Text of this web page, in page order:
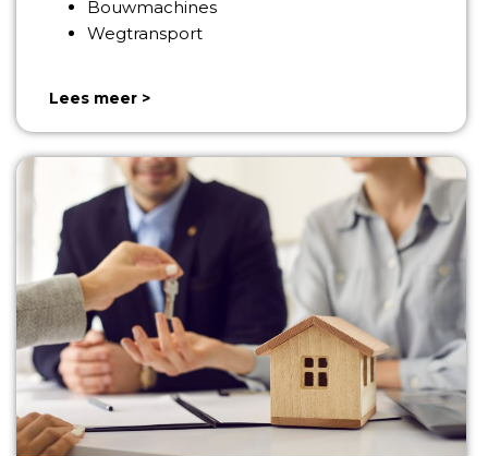
Bouwmachines
Wegtransport
Lees meer >